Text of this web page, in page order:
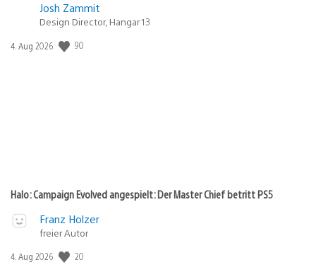
Josh Zammit
Design Director, Hangar 13
Veröffentlichungsdatum:
4. Aug 2026 90
Halo: Campaign Evolved angespielt: Der Master Chief betritt PS5
Franz Holzer
freier Autor
Veröffentlichungsdatum:
4. Aug 2026 20